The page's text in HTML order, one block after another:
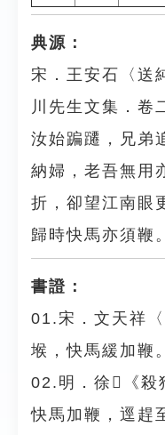
典源：
宋．王安石〈送
川先生文集．卷
汝始蹁躚，兄弟
納婦，老吾無用
折，卻望江南眼
歸時快馬亦須鞭。
書證：
01.宋．文天祥
堠，快馬緩加鞭
02.明．徐𤱻《
快馬加鞭，逕趕